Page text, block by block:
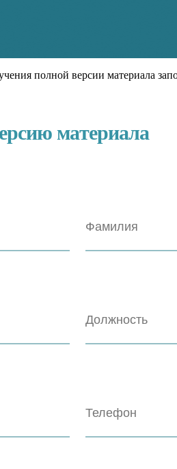
полной версии материала
материала